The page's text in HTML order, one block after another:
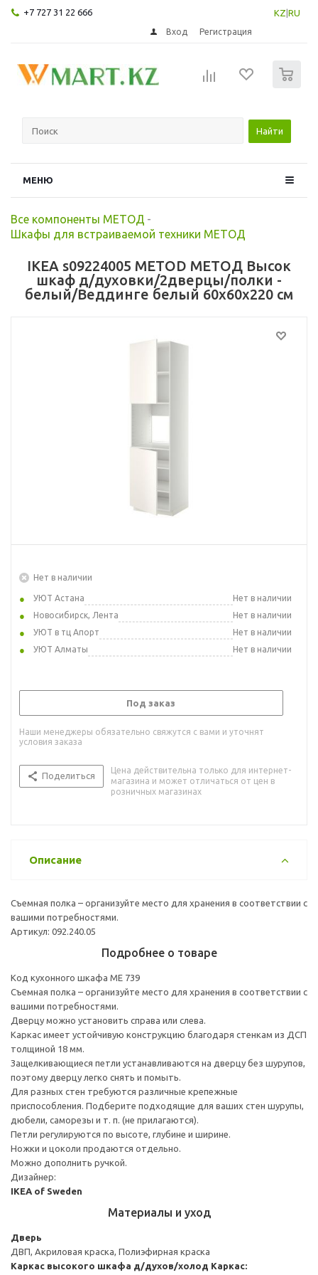
+7 727 31 22 666 KZ RU
Вход Регистрация
Найти
МЕНЮ
Все компоненты МЕТОД -
Шкафы для встраиваемой техники МЕТОД
IKEA s09224005 METOD МЕТОД Высок
шкаф д/духовки/2дверцы/полки -
белый/Веддинге белый 60x60x220 см
Нет в наличии
УЮТ Астана
Нет в наличии
Новосибирск, Лента
Нет в наличии
УЮТ в тц Апорт
Нет в наличии
УЮТ Алматы
Нет в наличии
Под заказ
Наши менеджеры обязательно свяжутся с вами и уточнят
условия заказа
Поделиться
Цена действительна только для интернет-
магазина и может отличаться от цен в
розничных магазинах
Описание
Съемная полка – организуйте место для хранения в соответствии с
вашими потребностями.
Артикул: 092.240.05
Подробнее о товаре
Код кухонного шкафа ME 739
Съемная полка – организуйте место для хранения в соответствии с
вашими потребностями.
Дверцу можно установить справа или слева.
Каркас имеет устойчивую конструкцию благодаря стенкам из ДСП
толщиной 18 мм.
Защелкивающиеся петли устанавливаются на дверцу без шурупов,
поэтому дверцу легко снять и помыть.
Для разных стен требуются различные крепежные
приспособления. Подберите подходящие для ваших стен шурупы,
дюбели, саморезы и т. п. (не прилагаются).
Петли регулируются по высоте, глубине и ширине.
Ножки и цоколи продаются отдельно.
Можно дополнить ручкой.
Дизайнер:
IKEA of Sweden
Материалы и уход
Дверь
ДВП, Акриловая краска, Полиэфирная краска
Каркас высокого шкафа д/духов/холод Каркас: